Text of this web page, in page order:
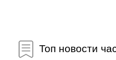
Топ новости